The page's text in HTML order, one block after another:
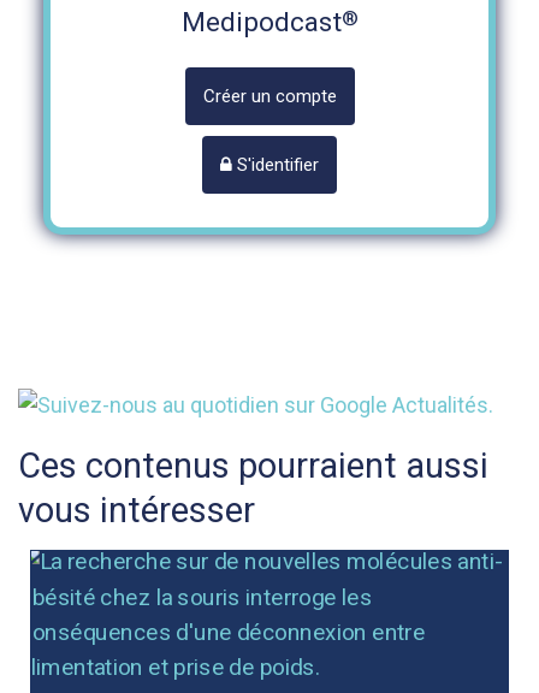
Medipodcast®
Créer un compte
S'identifier
Ces contenus pourraient aussi
vous intéresser